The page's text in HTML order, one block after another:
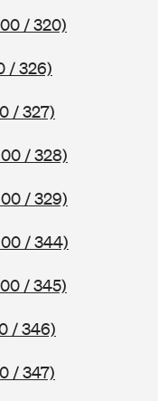
/ 320)
/ 326)
/ 327)
/ 328)
/ 329)
/ 344)
/ 345)
/ 346)
/ 347)